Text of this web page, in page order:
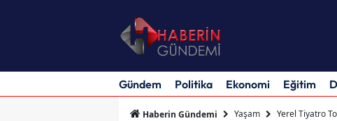
Gündem Politika Ekonomi Eğitim
Haberin Gündemi Yaşam Yerel Tiyatro